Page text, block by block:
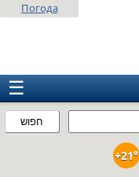
חפוש
Погода
☰
+21°